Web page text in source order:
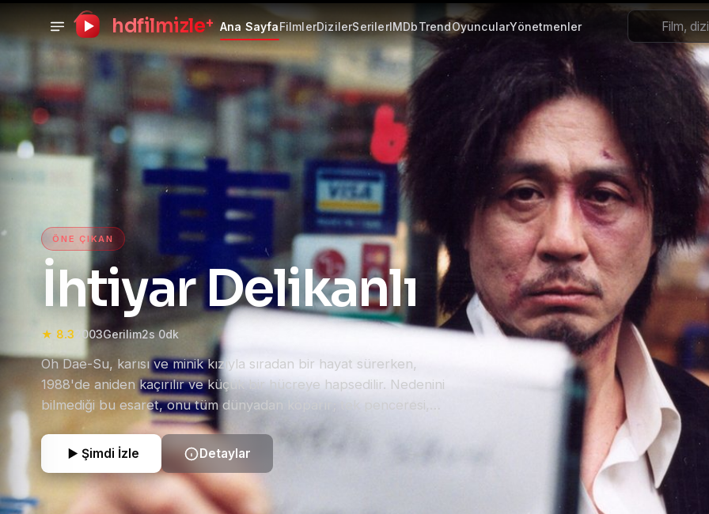
hdfilmizle+ Ana SayfaFilmlerDizilerSerilerIMDbTrendOyuncularYönetmenler
HD Film izle — HD Film İzle, 4K Türkçe Dublaj ve
ÖNE ÇIKAN
İhtiyar Delikanlı
★ 8.3 2003Gerilim2s 0dk
Oh Dae-Su, karısı ve minik kızıyla sıradan bir hayat sürerken,
1988'de aniden kaçırılır ve küçük bir hücreye hapsedilir. Nedenini
bilmediği bu esaret, onu tüm dünyadan koparır; tek penceresi,
hücresindeki televizyondur. Karısının cinayet haberlerini izlerken
dünyası başına yıkılır ve kendisinin baş şüpheli olduğunu anlar. Tam
15 yıl süren bu işkencenin ardından ansızın serbest bırakılan Oh
Dae-Su'nun tek amacı vardır: Kendisini buraya kilitleyen ve hayatını
altüst eden gizemli düşmanlarını bulup intikam almak. Ancak bu
Şimdi İzle Detaylar